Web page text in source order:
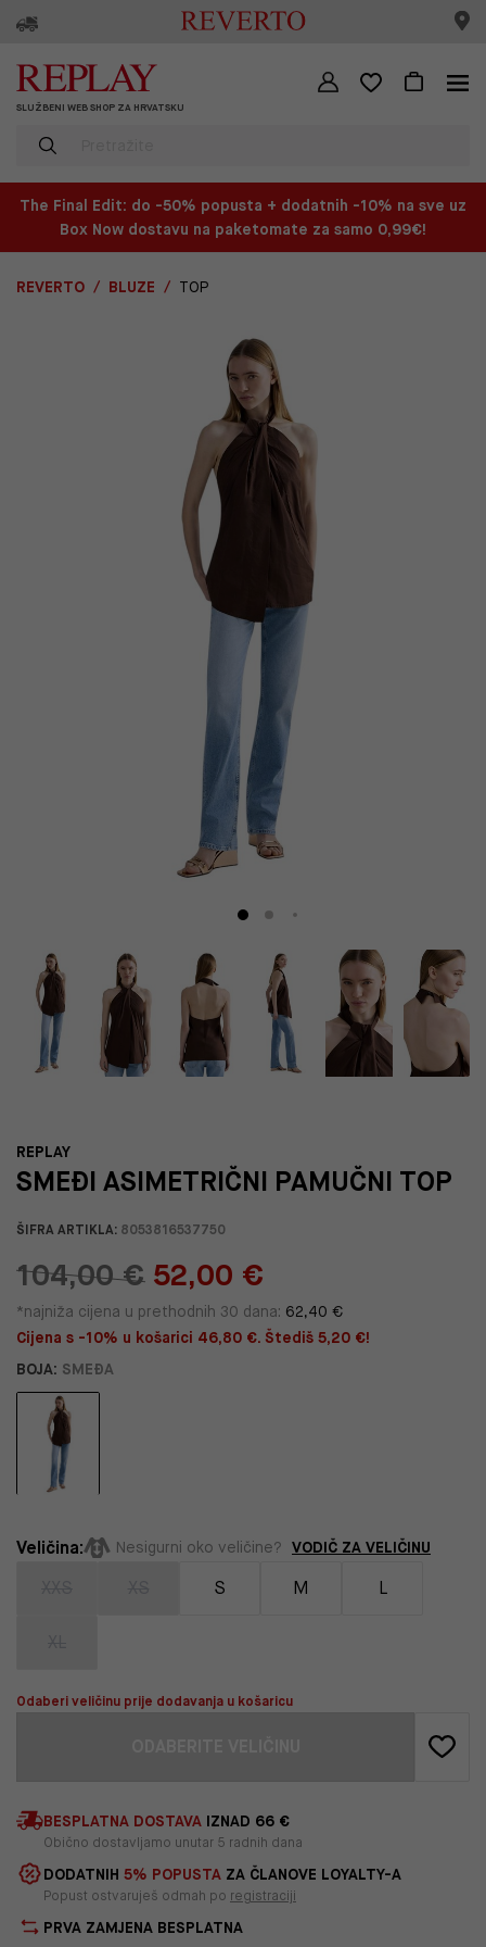
SLUŽBENI WEB SHOP ZA HRVATSKU
The Final Edit: do -50% popusta + dodatnih -10% na sve uz
Box Now dostavu na paketomate za samo 0,99€!
REVERTO BLUZE TOP
REPLAY
SMEĐI ASIMETRIČNI PAMUČNI TOP
ŠIFRA ARTIKLA: 8053816537750
104,00 € 52,00 €
*najniža cijena u prethodnih 30 dana: 62,40 €
Cijena s -10% u košarici 46,80 €. Štediš 5,20 €!
BOJA: SMEĐA
Veličina: Nesigurni oko veličine? VODIČ ZA VELIČINU
S M L
Odaberi veličinu prije dodavanja u košaricu
BESPLATNA DOSTAVA IZNAD 66 €
Obično dostavljamo unutar 5 radnih dana
DODATNIH 5% POPUSTA ZA ČLANOVE LOYALTY-A
Popust ostvaruješ odmah po registraciji
PRVA ZAMJENA BESPLATNA